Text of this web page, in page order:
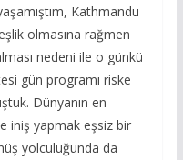
Kathmandu
olmasına rağmen
nedeni ile o günkü
gün programı riske
Dünyanın en
iniş yapmak eşsiz bir
yolculuğunda da